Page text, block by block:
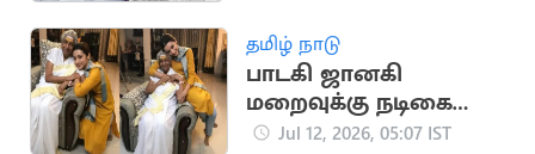
இசையமைப்பாளர்
தேவா இரங்கல்
தமிழ் நாடு
பாடகி ஜானகி
மறைவுக்கு நடிகை
த்ரிஷா இரங்கல்
Jul 12, 2026, 05:07 IST